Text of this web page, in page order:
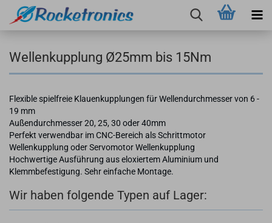
Wellenkupplung Ø25mm bis 15Nm
Flexible spielfreie Klauenkupplungen für Wellendurchmesser von 6 -
19 mm
Außendurchmesser 20, 25, 30 oder 40mm
Perfekt verwendbar im CNC-Bereich als Schrittmotor
Wellenkupplung oder Servomotor Wellenkupplung
Hochwertige Ausführung aus eloxiertem Aluminium und
Klemmbefestigung. Sehr einfache Montage.
Wir haben folgende Typen auf Lager: